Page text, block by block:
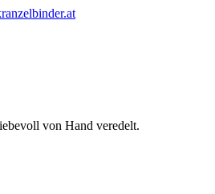
von Hand veredelt.